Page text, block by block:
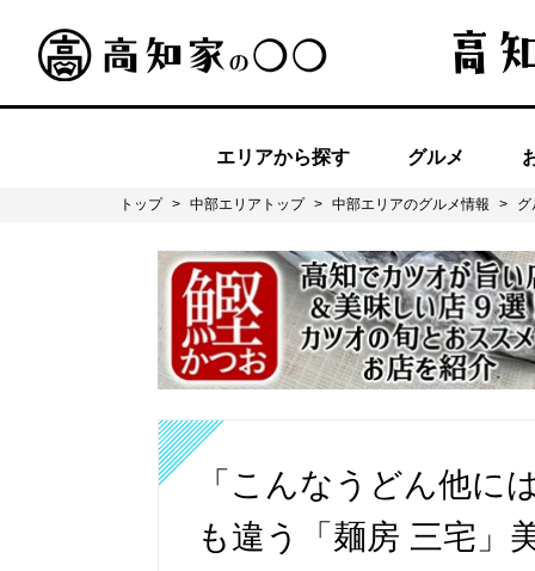
エリアから探す グルメ
トップ > 中部エリアトップ > 中部エリアのグルメ情報 > グ
「こんなうどん他に
も違う「麺房 三宅」